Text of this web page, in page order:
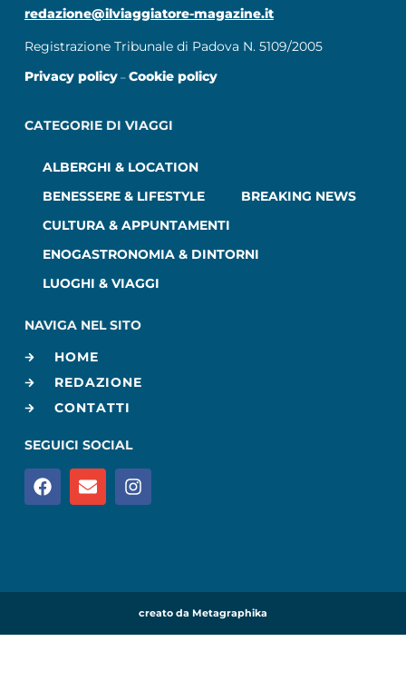
redazione@ilviaggiatore-magazine.it
Registrazione Tribunale di Padova N. 5109/2005
Privacy policy– Cookie policy
CATEGORIE DI VIAGGI
ALBERGHI & LOCATION
BENESSERE & LIFESTYLE
BREAKING NEWS
CULTURA & APPUNTAMENTI
ENOGASTRONOMIA & DINTORNI
LUOGHI & VIAGGI
NAVIGA NEL SITO
HOME
REDAZIONE
CONTATTI
SEGUICI SOCIAL
creato da Metagraphika